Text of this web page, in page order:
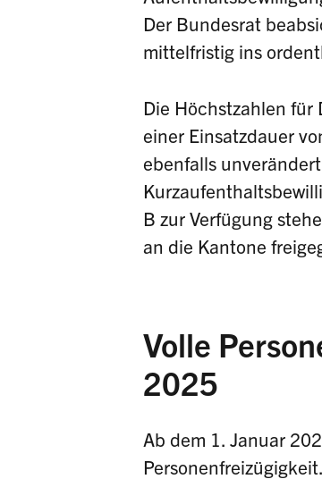
Der Bundesrat
mittelfristig ins
Die Höchstzahlen für
einer Einsatzdauer
ebenfalls
B zur Verfügung
an die Kantone
Volle
2025
Ab dem 1. Januar